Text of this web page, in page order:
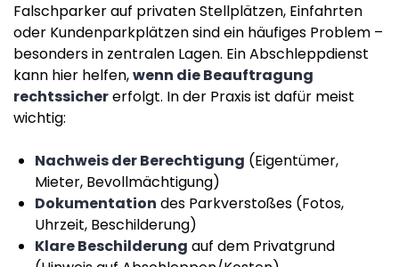
Falschparker auf privaten Stellplätzen, Einfahrten
oder Kundenparkplätzen sind ein häufiges Problem –
besonders in zentralen Lagen. Ein Abschleppdienst
kann hier helfen,wenn die Beauftragung
rechtssichererfolgt. In der Praxis ist dafür meist
wichtig:
Nachweis der Berechtigung (Eigentümer,
Mieter, Bevollmächtigung)
Dokumentation des Parkverstoßes (Fotos,
Uhrzeit, Beschilderung)
Klare Beschilderung auf dem Privatgrund